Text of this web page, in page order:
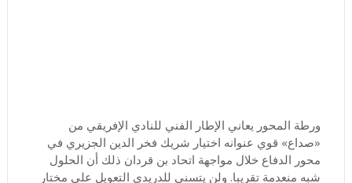
ورطة المحور يعاني الإطار الفني للنادي الإفريقي من
«صداع» قوي عنوانه اختيار شريك فخر الدين الجزيري في
محور الدفاع خلال مواجهة اتحاد بن قردان ذلك أن الحلول
شبه منعدمة تقريبا. ولن يتسنى للدريدي التعويل على مختار